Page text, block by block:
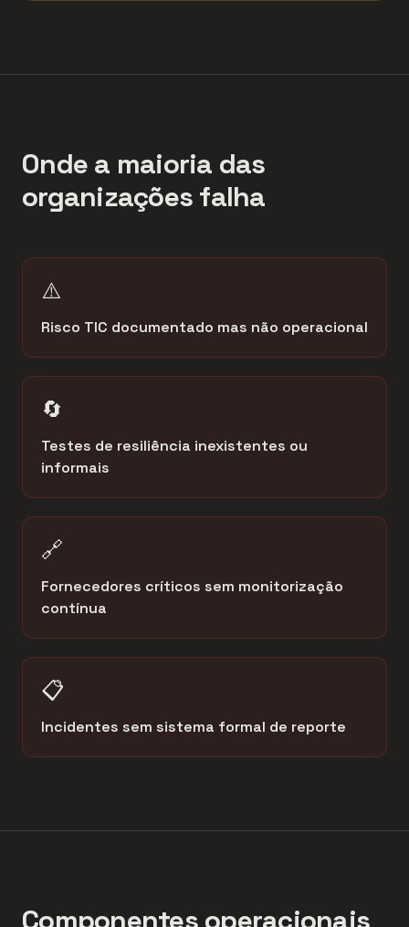
Onde a maioria das
organizações falha
⚠️
Risco TIC documentado mas não operacional
🔄
Testes de resiliência inexistentes ou
informais
🔗
Fornecedores críticos sem monitorização
contínua
📋
Incidentes sem sistema formal de reporte
Componentes operacionais